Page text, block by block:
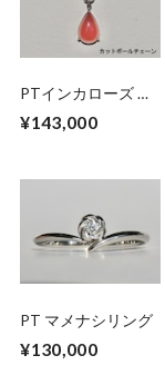
PTインカローズ ダ
イヤモンド ペンダ
ントネックレス
¥143,000
PT マメナシリング
¥130,000